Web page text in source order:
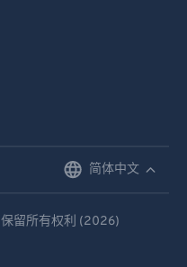
简体中文
保留所有权利 (2026)